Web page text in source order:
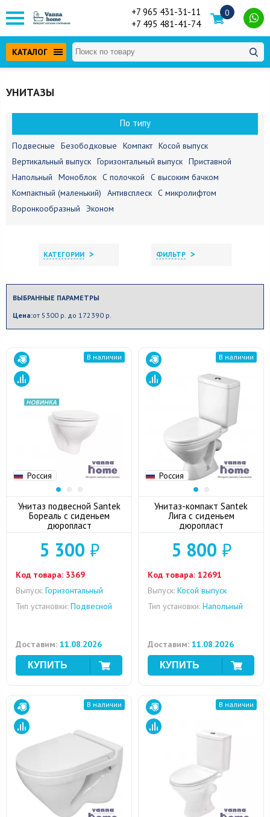
+7 965 431-31-11
+7 495 481-41-74
0
КАТАЛОГ
УНИТАЗЫ
По типу
Подвесные Безободковые Компакт Косой выпуск
Вертикальный выпуск Горизонтальный выпуск Приставной
Напольный
Моноблок С полочкой
С высоким бачком
Компактный (маленький)
Антивсплеск С микролифтом
Воронкообразный
Эконом
КАТЕГОРИИ > ФИЛЬТР >
ВЫБРАННЫЕ ПАРАМЕТРЫ
Цена:от 5300 р. до 172390 р.
Россия
В наличии
Унитаз подвесной Santek
Бореаль с сиденьем
дюропласт
5 300 ₽
Код товара: 3369
Выпуск: Горизонтальный
Тип установки: Подвесной
Доставим: 11.08.2026
Россия
В наличии
Унитаз-компакт Santek
Лига с сиденьем
дюропласт
5 800 ₽
Код товара: 12691
Выпуск: Косой выпуск
Тип установки: Напольный
Доставим: 11.08.2026
В наличии В наличии